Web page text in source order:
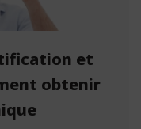
et
obtenir